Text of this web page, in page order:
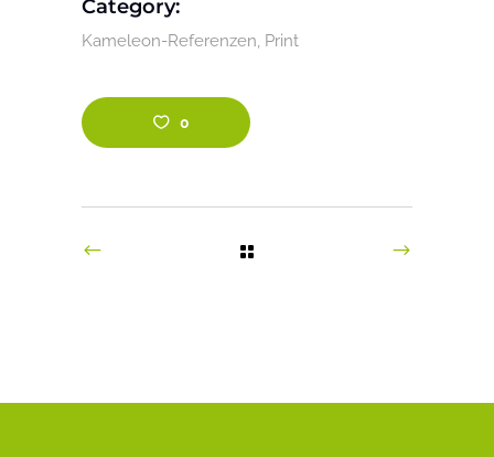
Category:
Kameleon-Referenzen Print
0